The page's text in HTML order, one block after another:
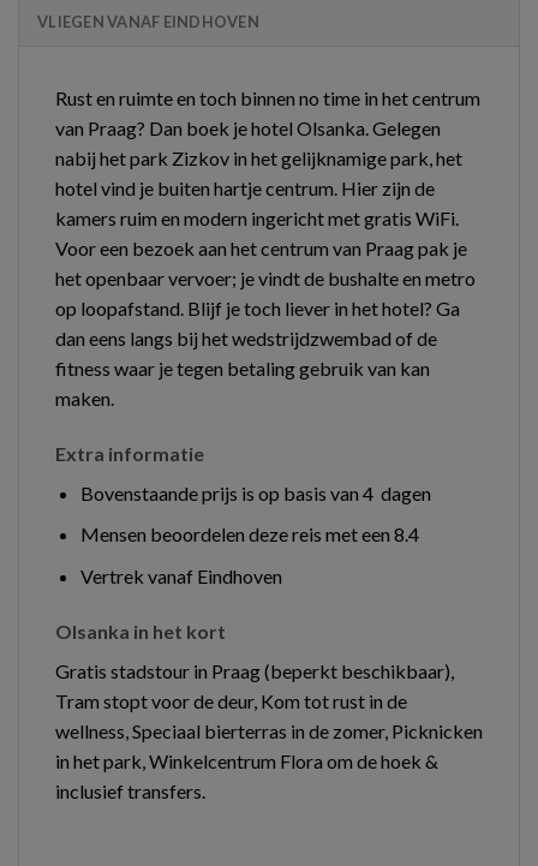
VLIEGEN VANAF EINDHOVEN
Rust en ruimte en toch binnen no time in het centrum
van Praag? Dan boek je hotel Olsanka. Gelegen
nabij het park Zizkov in het gelijknamige park, het
hotel vind je buiten hartje centrum. Hier zijn de
kamers ruim en modern ingericht met gratis WiFi.
Voor een bezoek aan het centrum van Praag pak je
het openbaar vervoer; je vindt de bushalte en metro
op loopafstand. Blijf je toch liever in het hotel? Ga
dan eens langs bij het wedstrijdzwembad of de
fitness waar je tegen betaling gebruik van kan
maken.
Extra informatie
Bovenstaande prijs is op basis van 4 dagen
Mensen beoordelen deze reis met een 8.4
Vertrek vanaf Eindhoven
Olsanka in het kort
Gratis stadstour in Praag (beperkt beschikbaar),
Tram stopt voor de deur, Kom tot rust in de
wellness, Speciaal bierterras in de zomer, Picknicken
in het park, Winkelcentrum Flora om de hoek &
inclusief transfers.